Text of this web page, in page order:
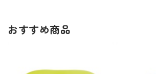
おすすめ商品